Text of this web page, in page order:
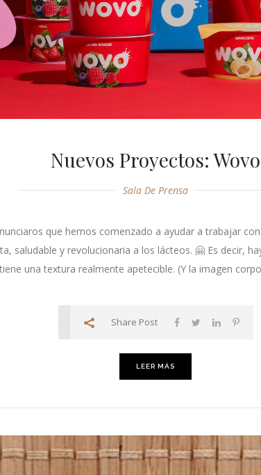
Nuevos Proyectos: Wovo
Sala De Prensa
que hemos comenzado a ayudar a trabajar
saludable y revolucionaria a los lácteos. 🤗 Es decir,
una textura realmente apetecible. (Y la imagen
Share Post
LEER MÁS